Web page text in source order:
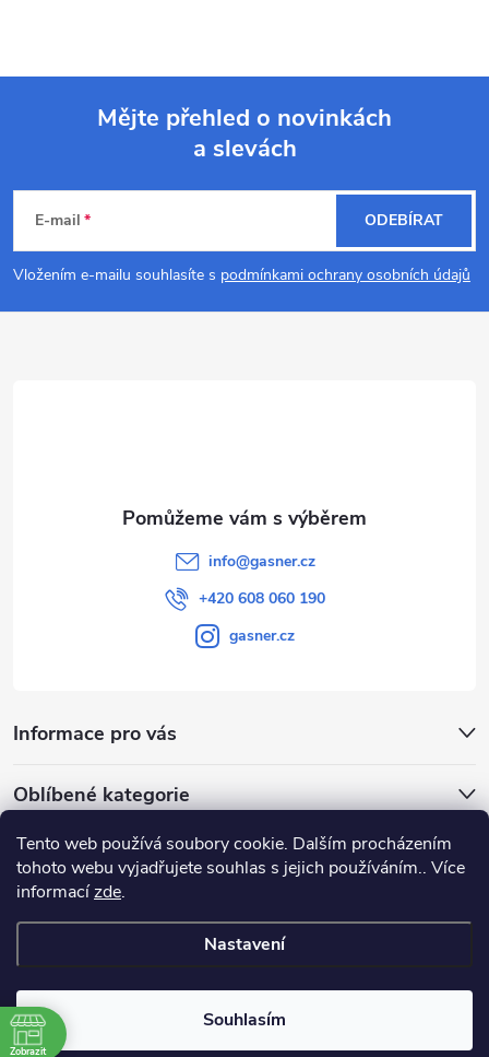
Tento web používá soubory cookie. Dalším procházením
tohoto webu vyjadřujete souhlas s jejich používáním.. Více
informacízde.
Nastavení
Souhlasím
p
a
Mějte přehled o novinkách
a slevách
E-mail
Vložením e-mailu souhlasíte s podmínkami ochrany osobních údajů
ODEBÍRAT
info@gasner.cz
+420 608 060 190
gasner.cz
Informace pro vás
Oblíbené kategorie
Přijímáme online platby
Copyright 2026GASNER. Všechna práva vyhrazena.
Zobrazit